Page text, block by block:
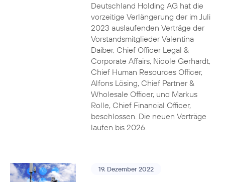
Deutschland Holding AG hat die
vorzeitige Verlängerung der im Juli
2023 auslaufenden Verträge der
Vorstandsmitglieder Valentina
Daiber, Chief Officer Legal &
Corporate Affairs, Nicole Gerhardt,
Chief Human Resources Officer,
Alfons Lösing, Chief Partner &
Wholesale Officer, und Markus
Rolle, Chief Financial Officer,
beschlossen. Die neuen Verträge
laufen bis 2026.
19. Dezember 2022